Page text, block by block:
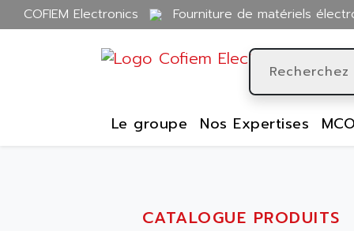
COFIEM Electronics Fourniture de matériels
Le groupe Nos Expertises
CATALOGUE PRODUITS